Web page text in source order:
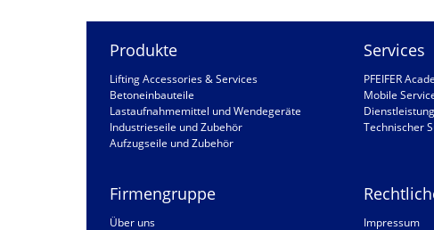
Produkte
Lifting Accessories & Services
Betoneinbauteile
Lastaufnahmemittel und Wendegeräte
Industrieseile und Zubehör
Aufzugseile und Zubehör
Services
PFEIFER
Mobile
Technischer
Firmengruppe
Über uns
Impressum